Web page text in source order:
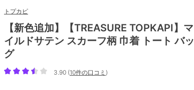
トプカピ
【新色追加】【TREASURE TOPKAPI】マ
イルドサテン スカーフ柄 巾着 トート バッ
グ
3.90 (10件の口コミ )